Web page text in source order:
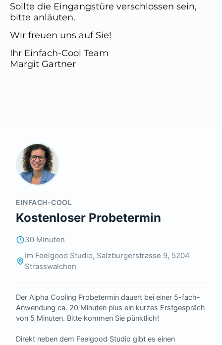
Sollte die Eingangstüre verschlossen sein,
bitte anläuten.
Wir freuen uns auf Sie!
Ihr Einfach-Cool Team
Margit Gartner